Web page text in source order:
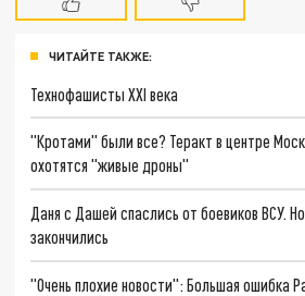
ЧИТАЙТЕ ТАКЖЕ:
Технофашисты XXI века
"Кротами" были все? Теракт в центре
охотятся "живые дроны"
Даня с Дашей спаслись от боевиков ВСУ.
закончились
"Очень плохие новости": Большая ошибка